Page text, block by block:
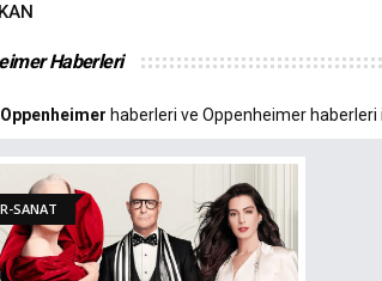
Haberleri
Oppenheimer haberleri ve Oppenheimer
SANAT